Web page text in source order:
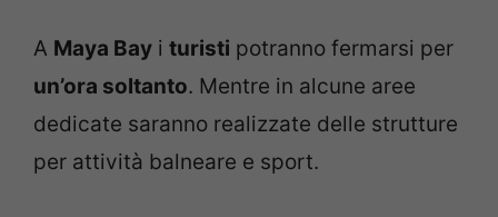
A Maya Bay i turisti potranno fermarsi per
un’ora soltanto. Mentre in alcune aree
dedicate saranno realizzate delle strutture
per attività balneare e sport.